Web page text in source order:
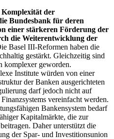
Komplexität der
Bundesbank für deren
einer stärkeren Förderung der
die Weiterentwicklung der
Basel III-Reformen haben die
gestärkt. Gleichzeitig sind
komplexer geworden.
Institute würden von einer
der Banken ausgerichteten
darf jedoch nicht auf
vereinfacht werden.
Bankensystem bedarf
Kapitalmärkte, die zur
Daher unterstützt die
der Spar- und Investitionsunion